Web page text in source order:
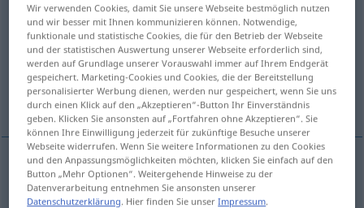
egal [eˈgaːl]adj UMG
Übersicht aller Übersetzungen
(Für mehr Details die Übersetzung anklicken/antippen)
igual, lo mismo
igual, lomismo egal
Wir verwenden Cookies, damit Sie unsere Webseite bestmöglich nutzen
und wir besser mit Ihnen kommunizieren können. Notwendige,
funktionale und statistische Cookies, die für den Betrieb der Webseite
und der statistischen Auswertung unserer Webseite erforderlich sind,
werden auf Grundlage unserer Vorauswahl immer auf Ihrem Endgerät
gespeichert. Marketing-Cookies und Cookies, die der Bereitstellung
personalisierter Werbung dienen, werden nur gespeichert, wenn Sie uns
durch einen Klick auf den „Akzeptieren“-Button Ihr Einverständnis
geben. Klicken Sie ansonsten auf „Fortfahren ohne Akzeptieren“. Sie
können Ihre Einwilligung jederzeit für zukünftige Besuche unserer
Webseite widerrufen. Wenn Sie weitere Informationen zu den Cookies
und den Anpassungsmöglichkeiten möchten, klicken Sie einfach auf den
Button „Mehr Optionen“. Weitergehende Hinweise zu der
Datenverarbeitung entnehmen Sie ansonsten unserer
Datenschutzerklärung. Hier finden Sie unserImpressum.